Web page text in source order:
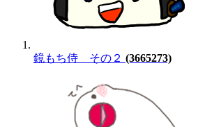
鏡もち侍 その２ (3665273)